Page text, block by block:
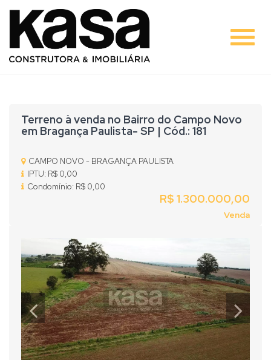
#
Terreno à venda no Bairro do Campo Novo
em Bragança Paulista- SP | Cód.: 181
CAMPO NOVO - BRAGANÇA PAULISTA
IPTU: R$ 0,00
Condomínio: R$ 0,00
R$ 1.300.000,00
Venda
Previous